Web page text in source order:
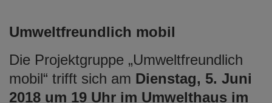
Umweltfreundlich mobil
Die Projektgruppe „Umweltfreundlich
mobil“ trifft sich am Dienstag, 5. Juni
2018 um 19 Uhr im Umwelthaus im